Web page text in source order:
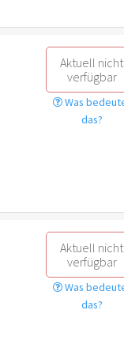
Aktuell nicht
verfügbar
Was
das?
Aktuell nicht
verfügbar
Was
das?